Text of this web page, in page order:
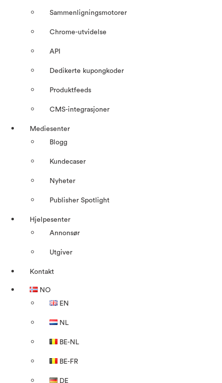
Sammenligningsmotorer
Chrome-utvidelse
API
Dedikerte kupongkoder
Produktfeeds
CMS-integrasjoner
Mediesenter
Blogg
Kundecaser
Nyheter
Publisher Spotlight
Hjelpesenter
Annonsør
Utgiver
Kontakt
NO
EN
NL
BE-NL
BE-FR
DE